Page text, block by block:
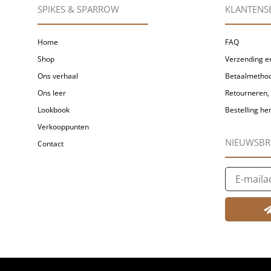
SPIKES & SPARROW
Home
Shop
Ons verhaal
Ons leer
Lookbook
Verkooppunten
Contact
FAQ
Verzending
Bestelling
E-
mailadres